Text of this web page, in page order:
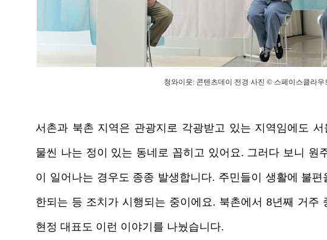
청와이웃: 콘텐츠데이 전경 사진 © 스페이스클라우
서촌과 북촌 지역은 관광지로 각광받고 있는 지역임에도
물씬 나는 정이 있는 동네로 꼽히고 있어요. 그러다 보니 원
이 일어나는 경우도 종종 발생합니다. 주민들이 생활에 불
한되는 등 조치가 시행되는 중이에요. 북촌에서 8년째 거주
현정 대표도 이런 이야기를 나눴습니다.